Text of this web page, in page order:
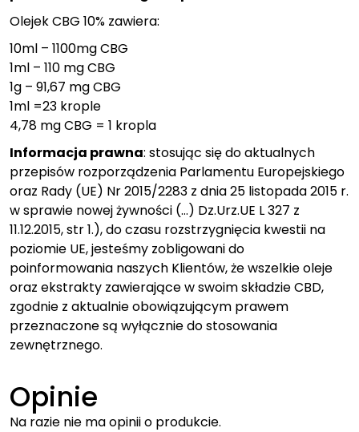
Olejek CBG 10% zawiera:
10ml – 1100mg CBG
1ml – 110 mg CBG
1g – 91,67 mg CBG
1ml =23 krople
4,78 mg CBG = 1 kropla
Informacja prawna: stosując się do aktualnych
przepisów rozporządzenia Parlamentu Europejskiego
oraz Rady (UE) Nr 2015/2283 z dnia 25 listopada 2015 r.
w sprawie nowej żywności (…) Dz.Urz.UE L 327 z
11.12.2015, str 1.), do czasu rozstrzygnięcia kwestii na
poziomie UE, jesteśmy zobligowani do
poinformowania naszych Klientów, że wszelkie oleje
oraz ekstrakty zawierające w swoim składzie CBD,
zgodnie z aktualnie obowiązującym prawem
przeznaczone są wyłącznie do stosowania
zewnętrznego.
Opinie
Na razie nie ma opinii o produkcie.